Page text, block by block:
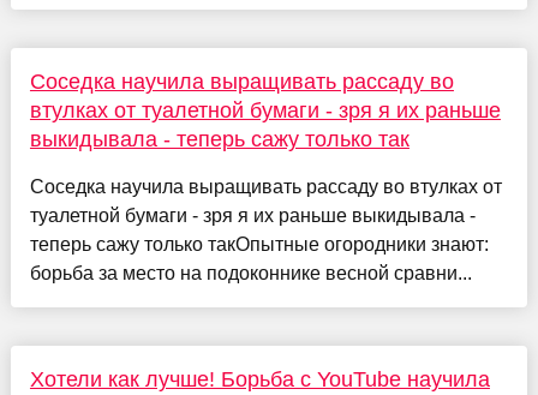
Соседка научила выращивать рассаду во
втулках от туалетной бумаги - зря я их раньше
выкидывала - теперь сажу только так
Соседка научила выращивать рассаду во втулках от
туалетной бумаги - зря я их раньше выкидывала -
теперь сажу только такОпытные огородники знают:
борьба за место на подоконнике весной сравни...
Хотели как лучше! Борьба с YouTube научила